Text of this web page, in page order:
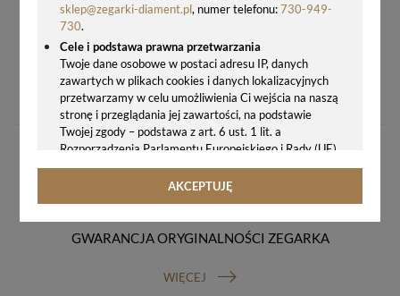
sklep@zegarki-diament.pl, numer telefonu:730-949-
730.
Cele i podstawa prawna przetwarzania
Twoje dane osobowe w postaci adresu IP, danych
zawartych w plikach cookies i danych lokalizacyjnych
przetwarzamy w celu umożliwienia Ci wejścia na naszą
stronę i przeglądania jej zawartości, na podstawie
Twojej zgody – podstawa z art. 6 ust. 1 lit. a
Rozporządzenia Parlamentu Europejskiego i Rady (UE)
2016/679 z 27.04.2016 r. w sprawie ochrony osób
fizycznych w związku z przetwarzaniem danych
rozporządzenie o ochronie danych, tj. RODO).
Twoje dane osobowe możemy udostępniać
hostingodawcy. Takie podmioty przetwarzają dane na
AKCEPTUJĘ
175,00 zł
GWARANCJA ORYGINALNOŚCI ZEGARKA
WIĘCEJ